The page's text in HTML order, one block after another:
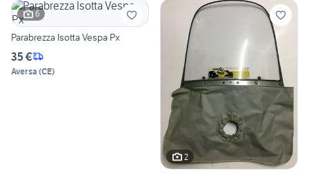
6
Parabrezza Isotta Vespa Px
35 €
Aversa (CE)
2